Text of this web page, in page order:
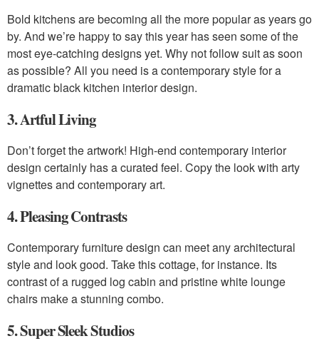
Bold kitchens are becoming all the more popular as years go
by. And we’re happy to say this year has seen some of the
most eye-catching designs yet. Why not follow suit as soon
as possible? All you need is a contemporary style for a
dramatic black kitchen interior design.
3. Artful Living
Don’t forget the artwork! High-end contemporary interior
design certainly has a curated feel. Copy the look with arty
vignettes and contemporary art.
4. Pleasing Contrasts
Contemporary furniture design can meet any architectural
style and look good. Take this cottage, for instance. Its
contrast of a rugged log cabin and pristine white lounge
chairs make a stunning combo.
5. Super Sleek Studios